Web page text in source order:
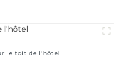
le toit de l'hôtel